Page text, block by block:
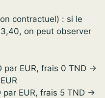
contractuel) : si le
on peut observer
par EUR, frais 0 TND →
par EUR, frais 5 TND →